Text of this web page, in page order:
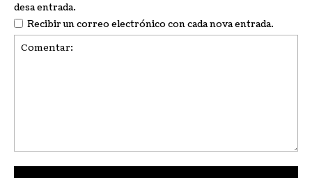
desa entrada.
Recibir un correo electrónico con cada nova entrada.